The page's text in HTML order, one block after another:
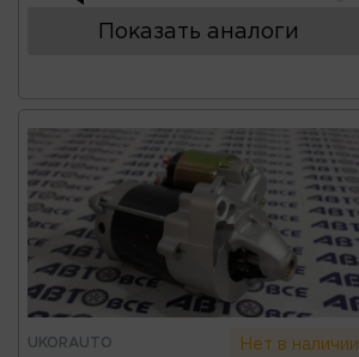
Показать аналоги
UKORAUTO Нет в наличии